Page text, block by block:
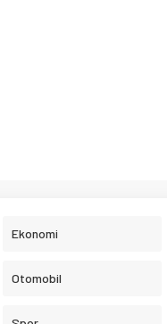
Ekonomi
Otomobil